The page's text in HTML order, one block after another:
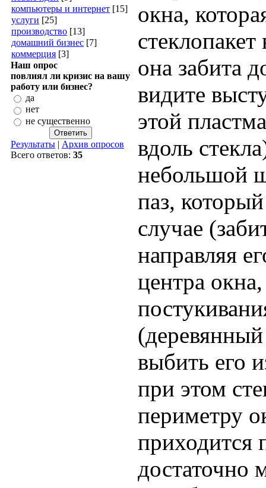
компьютеры и интернет [15]
услуги [25]
производство [13]
домашний бизнес [7]
коммерция [3]
Наш опрос
повлиял ли кризис на вашу
работу или бизнес?
да
нет
не существенно
Результаты | Архив опросов
Всего ответов: 35
окна,
она забита
видите
этой
вдоль
небольшой
паз,
случае
направляя
центра
выбить его
при этом
периметру
приходится
достаточно